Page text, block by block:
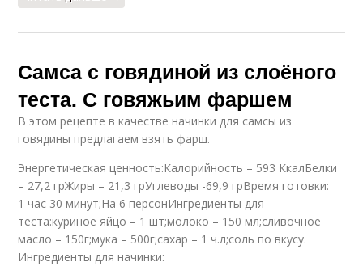
Самса с говядиной из слоёного
теста. С говяжьим фаршем
В этом рецепте в качестве начинки для самсы из
говядины предлагаем взять фарш.
Энергетическая ценность:Калорийность – 593 КкалБелки
– 27,2 грЖиры – 21,3 грУглеводы -69,9 грВремя готовки:
1 час 30 минут;На 6 персонИнгредиенты для
теста:куриное яйцо – 1 шт;молоко – 150 мл;сливочное
масло – 150г;мука – 500г;сахар – 1 ч.л;соль по вкусу.
Ингредиенты для начинки: